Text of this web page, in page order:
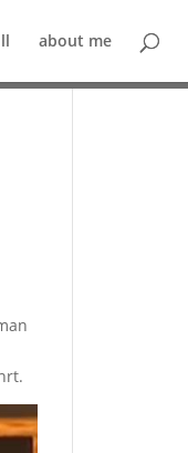
about me